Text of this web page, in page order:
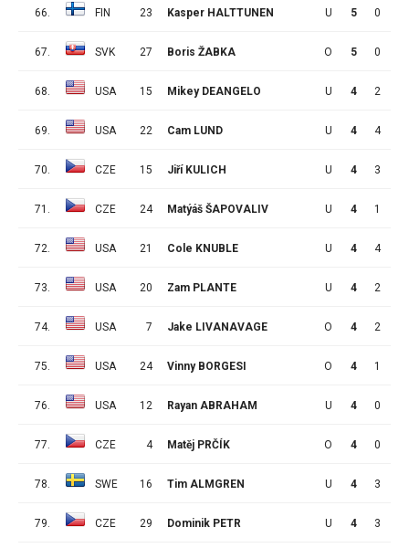
66. FIN 23 Kasper HALTTUNEN U 5 0
67. SVK 27 Boris ŽABKA O 5 0
68. USA 15 Mikey DEANGELO U 4 2
69. USA 22 Cam LUND U 4 4
70. CZE 15 Jiří KULICH U 4 3
71. CZE 24 Matýáš ŠAPOVALIV U 4 1
72. USA 21 Cole KNUBLE U 4 4
73. USA 20 Zam PLANTE U 4 2
74. USA 7 Jake LIVANAVAGE O 4 2
75. USA 24 Vinny BORGESI O 4 1
76. USA 12 Rayan ABRAHAM U 4 0
77. CZE 4 Matěj PRČÍK O 4 0
78. SWE 16 Tim ALMGREN U 4 3
79. CZE 29 Dominik PETR U 4 3